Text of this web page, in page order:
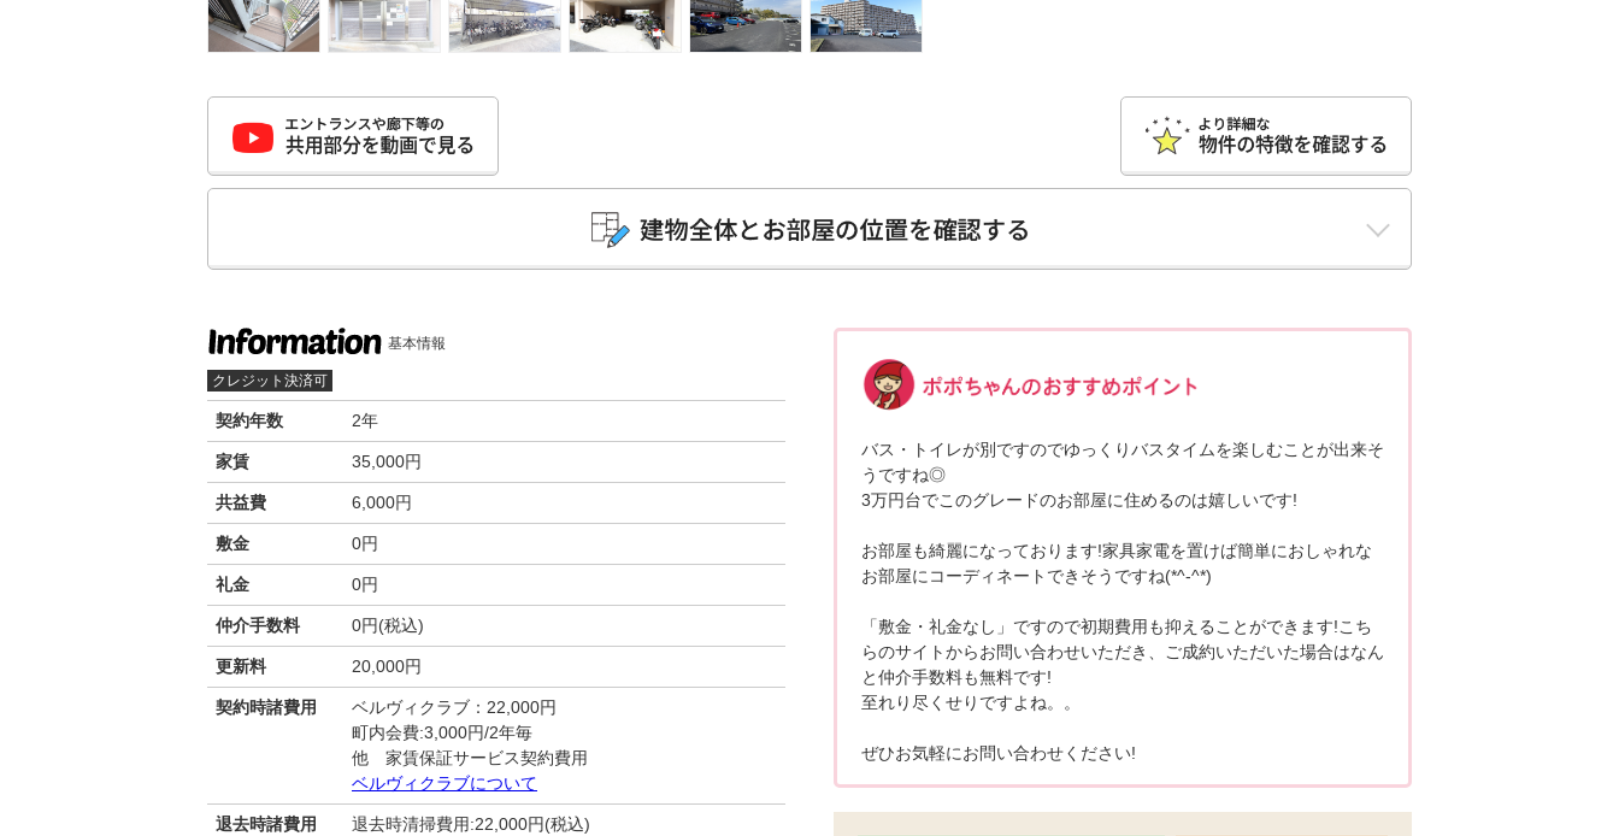
基本情報
クレジット決済可
契約年数 2年
家賃 35,000円
共益費 6,000円
敷金 0円
礼金 0円
仲介手数料 0円(税込)
更新料 20,000円
契約時諸費用
ベルヴィクラブ：22,000円
町内会費:3,000円/2年毎
他 家賃保証サービス契約費用
ベルヴィクラブについて
退去時諸費用 退去時清掃費用:22,000円(税込)
バス・トイレが別ですのでゆっくりバスタイムを楽しむことが出来そ
うですね◎
3万円台でこのグレードのお部屋に住めるのは嬉しいです!
お部屋も綺麗になっております!家具家電を置けば簡単におしゃれな
お部屋にコーディネートできそうですね(*^-^*)
「敷金・礼金なし」ですので初期費用も抑えることができます!こち
らのサイトからお問い合わせいただき、ご成約いただいた場合はなん
と仲介手数料も無料です!
至れり尽くせりですよね。。
ぜひお気軽にお問い合わせください!